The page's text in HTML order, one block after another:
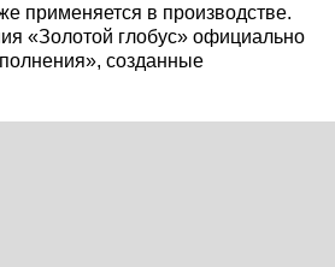
применяется в производстве.
«Золотой глобус» официально
созданные